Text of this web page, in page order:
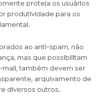
proteja os usuários
produtividade para os
ao anti-spam, não
mas que possibilitam
também devem ser
arquivamento de
diversos outros.